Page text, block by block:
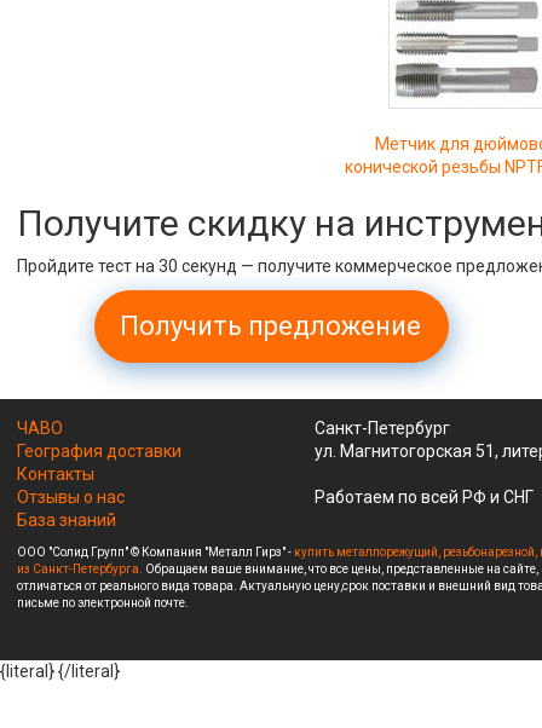
Метчик для
конической резьбы
Получите скидку на
Пройдите тест на 30 секунд — получите коммерческое
Получить предложение
ЧАВО
География доставки
Контакты
Отзывы о нас
База знаний
Санкт-Петербург
ул. Магнитогорская 51,
Работаем по всей РФ и СНГ
ООО "Солид Групп" © Компания "Металл Гирз" - купить металлорежущий,
из Санкт-Петербурга. Обращаем ваше внимание, что все цены, представленные на
отличаться от реального вида товара. Актуальную цену,срок поставки и внешний вид
письме по электронной почте.
{literal}{/literal}